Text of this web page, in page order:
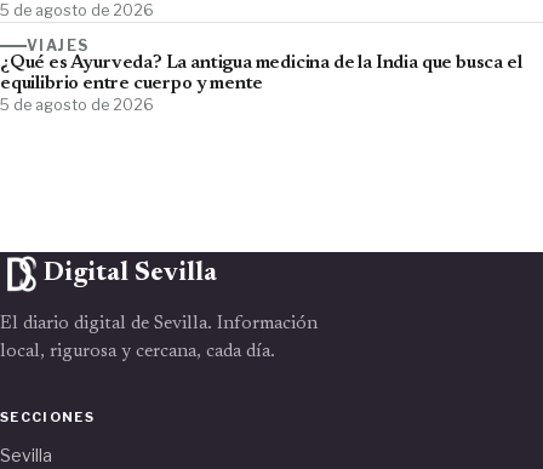
5 de agosto de 2026
VIAJES
¿Qué es Ayurveda? La antigua medicina de la India que busca el
equilibrio entre cuerpo y mente
5 de agosto de 2026
Digital Sevilla
El diario digital de Sevilla. Información
local, rigurosa y cercana, cada día.
SECCIONES
Sevilla